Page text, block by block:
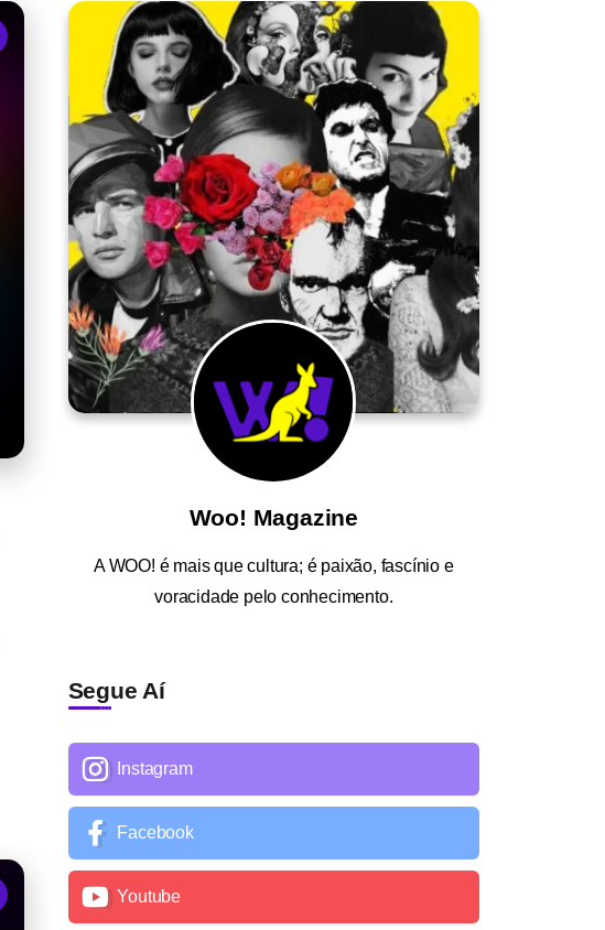
Woo! Magazine
AWOO! é mais que cultura; é paixão, fascínio e
voracidade pelo conhecimento.
Segue Aí
Instagram
Facebook
Youtube